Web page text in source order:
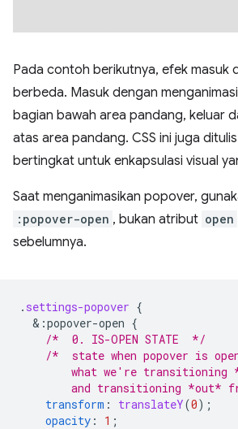
Pada contoh berikutnya, efek masuk
berbeda. Masuk dengan
bagian bawah area pandang, keluar
atas area pandang. CSS ini juga
bertingkat untuk enkapsulasi visual
Saat menganimasikan popover,
:popover-open , bukan atribut open
sebelumnya.
. settings-popover {
& :popover-open {
/*  0. IS-OPEN STATE  */
/*  state when popover is
what we're transitioning
and transitioning *out*
transform : translateY(0);
opacity : 1 ;